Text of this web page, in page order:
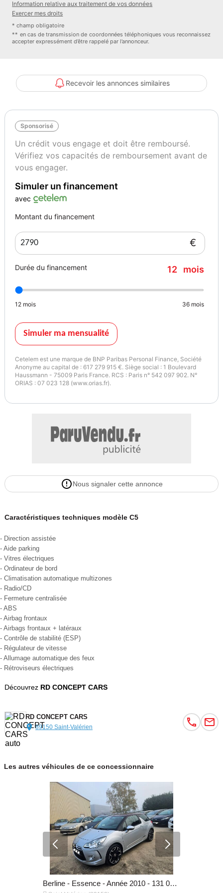
Information relative aux traitement de vos données
Exercer mes droits
* champ obligatoire
** en cas de transmission de coordonnées téléphoniques vous reconnaissez
accepter expressément d’être rappelé par l’annonceur.
Recevoir les annonces similaires
Sponsorisé
Un crédit vous engage et doit être remboursé.
Vérifiez vos capacités de remboursement avant de
vous engager.
Simuler un financement
avec
Montant du financement
€
Durée du financement 12 mois
12 mois 36 mois
Simuler ma mensualité
Cetelem est une marque de BNP Paribas Personal Finance, Société
Anonyme au capital de : 617 279 915 €. Siège social : 1 Boulevard
Haussmann - 75009 Paris France. RCS : Paris n° 542 097 902. N°
ORIAS : 07 023 128 (www.orias.fr).
Nous signaler cette annonce
Caractéristiques techniques modèle C5
- Direction assistée
- Aide parking
- Vitres électriques
- Ordinateur de bord
- Climatisation automatique multizones
- Radio/CD
- Fermeture centralisée
- ABS
- Airbag frontaux
- Airbags frontaux + latéraux
- Contrôle de stabilité (ESP)
- Régulateur de vitesse
- Allumage automatique des feux
- Rétroviseurs électriques
Découvrez RD CONCEPT CARS
RD CONCEPT CARS
89150 Saint-Valérien
Les autres véhicules de ce concessionnaire
Berline - Essence - Année 2010 - 131 000 km, 6 490 €